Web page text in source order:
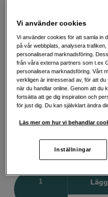
Välj variant
Large
SEK
Handla tryggt med
Vi använder cookies
Vi använder cookies för att samla in
på vår webbplats, analysera
personaliserad marknadsföring.
från våra externa partners som t.ex
personalisera marknadsföring. Vårt
verkligen är intresserad av, för att
när du handlar online. Genom att du
fortsätta att ge dig inspiration och
för just dig. Du kan självklart ändra
Läs mer om hur vi behandlar
Inställningar